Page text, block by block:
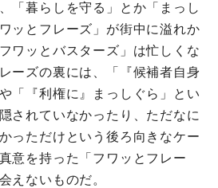
ト
セイ
10アンケート
「暮らしを守る」とか「まっし
ッとフレーズ」が街中に溢れか
ワッとバスターズ」は忙しくな
ーズの裏には、「『候補者自身
「『利権に』まっしぐら」とい
されていなかったり、ただなに
っただけという後ろ向きなケー
意を持った「フワッとフレー
えないものだ。